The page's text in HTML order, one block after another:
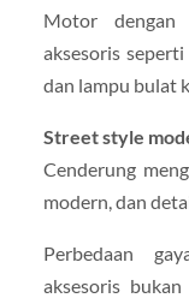
Motor dengan
aksesoris
dan lampu bulat
Street style
Cenderung
modern, dan
Perbedaan
aksesoris